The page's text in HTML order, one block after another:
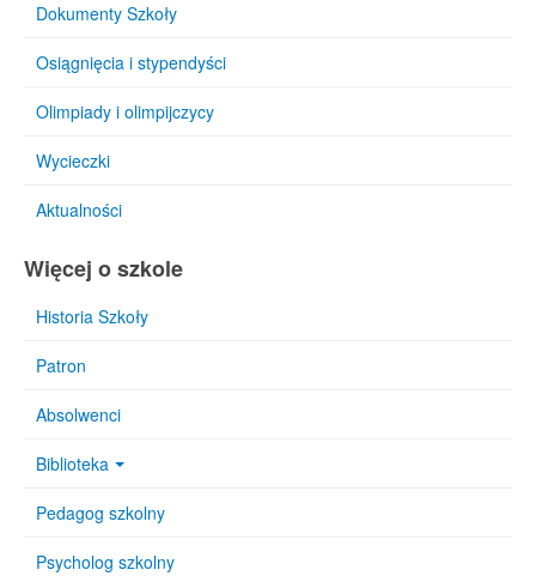
Dokumenty Szkoły
Osiągnięcia i stypendyści
Olimpiady i olimpijczycy
Wycieczki
Aktualności
Więcej o szkole
Historia Szkoły
Patron
Absolwenci
Biblioteka
Pedagog szkolny
Psycholog szkolny